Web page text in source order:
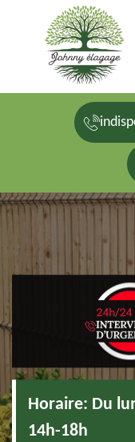
Horaire: Du
14h-18h